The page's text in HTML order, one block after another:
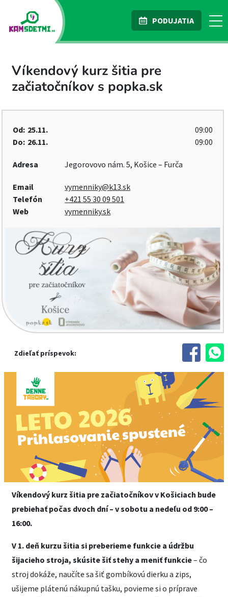
PODUJATIA
Víkendový kurz šitia pre
začiatočníkov s popka.sk
Od: 25.11.
09:00
Do: 26.11. 09:00
Adresa Jegorovovo nám. 5, Košice – Furča
Email
vymenniky@k13.sk
Telefón
+421 55 30 09 501
Web
vymenniky.sk
Zdieľať príspevok:
Víkendový kurz šitia pre začiatočníkov v Košiciach bude
prebiehať počas dvoch dní – v sobotu a nedeľu od 9:00 –
16:00.
V 1. deň kurzu šitia si preberieme funkcie a údržbu
šijacieho stroja, skúsite šiť stehy a meniť funkcie– čo
stroj dokáže, naučíte sa šiť gombíkovú dierku a zips,
ušijeme plátenú nákupnú tašku, povieme si o príprave